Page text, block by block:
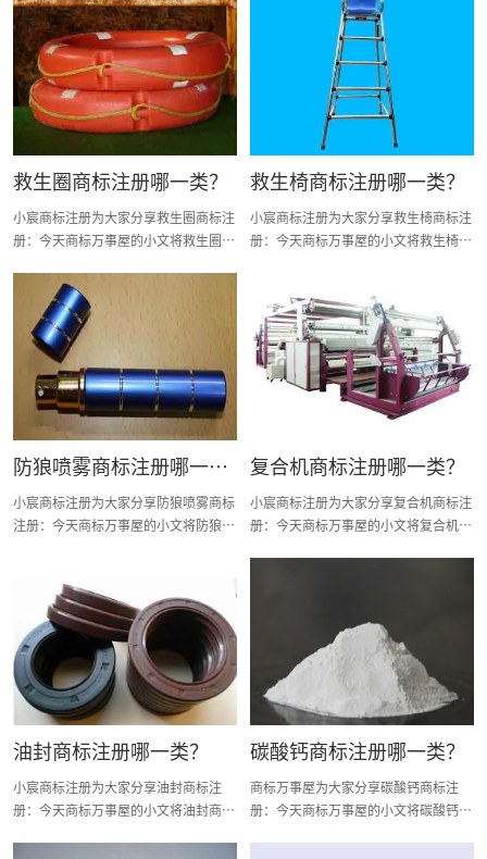
救生圈商标注册哪一类？
小宸商标注册为大家分享救生圈商标注
册：今天商标万事屋的小文将救生圈商
用、商标注册多久、商标注册资料和商
标注册证书有效期等资料整理出来。
救生椅商标注册哪一类？
小宸商标注册为大家分享救生椅商标注
册：今天商标万事屋的小文将救生椅商
标注册证书有效期等资料整理出来。
防狼喷雾商标注册哪一
类？
小宸商标注册为大家分享防狼喷雾商标
注册：今天商标万事屋的小文将防狼喷
商标注册证书有效期等资料整理出来。
复合机商标注册哪一类？
小宸商标注册为大家分享复合机商标注
册：今天商标万事屋的小文将复合机商
油封商标注册哪一类？
小宸商标注册为大家分享油封商标注
册：今天商标万事屋的小文将油封商标
碳酸钙商标注册哪一类？
商标万事屋为大家分享碳酸钙商标注
册：今天商标万事屋的小文将碳酸钙商